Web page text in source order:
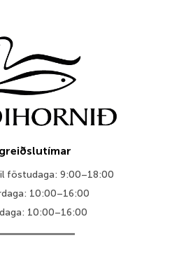
föstudaga: 9:00–18:00
10:00–16:00
10:00–16:00